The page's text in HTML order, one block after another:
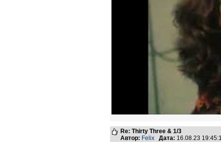
Re: Thirty Three & 1/3
Автор: Felix Дата: 16.08.23